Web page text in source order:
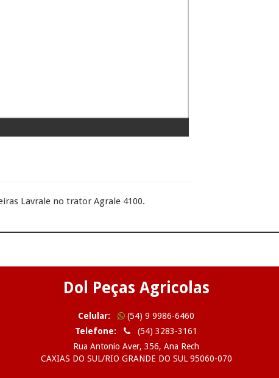
Lavrale no trator Agrale 4100.
Dol Peças Agricolas
Celular:
(54) 9 9986-6460
Telefone:
(54) 3283-3161
Rua Antonio Aver, 356, Ana Rech
CAXIAS DO SUL/RIO GRANDE DO SUL 95060-070